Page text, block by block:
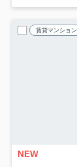
賃貸マンション
NEW